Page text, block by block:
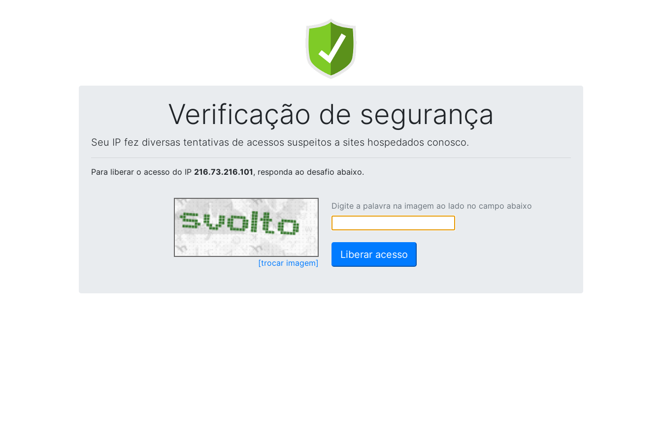
Verificação de segurança
Seu IP fez diversas tentativas de acessos suspeitos a sites hospedados conosco.
Para liberar o acesso do IP 216.73.216.101, responda ao desafio abaixo.
[trocar imagem]
Digite a palavra na imagem ao lado no campo abaixo